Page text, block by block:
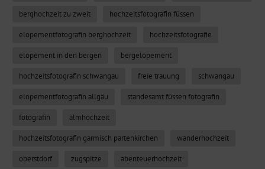
berghochzeit zu zweit hochzeitsfotografin füssen
elopementfotografin berghochzeit hochzeitsfotografie
elopement in den bergen bergelopement
hochzeitsfotografin schwangau freie trauung schwangau
elopementfotografin allgäu standesamt füssen fotografin
fotografin almhochzeit
hochzeitsfotografin garmisch partenkirchen wanderhochzeit
oberstdorf zugspitze abenteuerhochzeit